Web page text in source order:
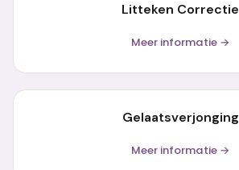
Litteken Correctie
Meer informatie →
Gelaatsverjonging
Meer informatie →